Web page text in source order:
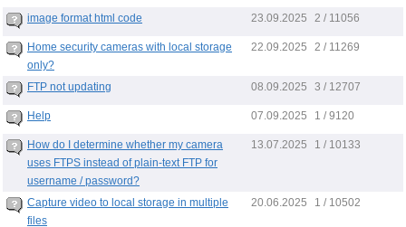
image format html code 23.09.2025 2 / 11056
Home security cameras with local storage
only?
22.09.2025 2 / 11269
FTP not updating 08.09.2025 3 / 12707
Help 07.09.2025 1 / 9120
How do I determine whether my camera
uses FTPS instead of plain-text FTP for
username / password?
13.07.2025 1 / 10133
Capture video to local storage in multiple
files
20.06.2025 1 / 10502